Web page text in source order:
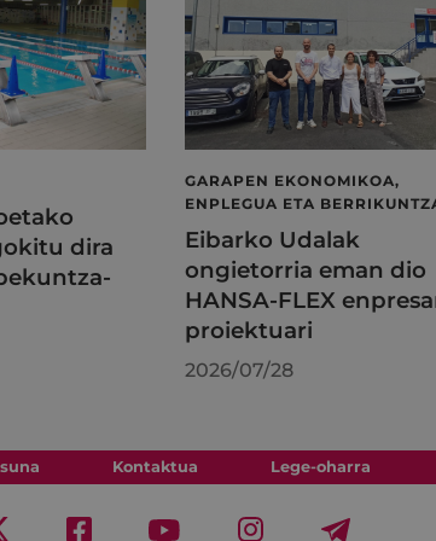
dira
GARAPEN EKONOMIKOA,
ENPLEGUA ETA
Eibarko Udalak
ongietorria eman dio
HANSA-FLEX
proiektuari
2026/07/28
Kontaktua Lege-oharra